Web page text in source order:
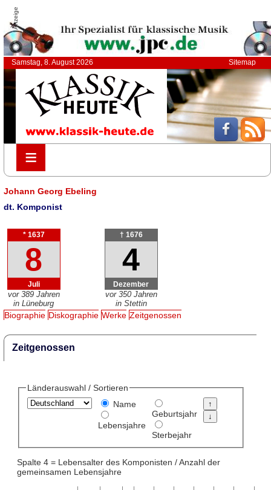
Anzeige
Samstag, 8. August 2026 Sitemap
≡
≡
Johann Georg Ebeling
dt. Komponist
* 1637
8
Juli
vor 389 Jahren
in Lüneburg
† 1676
4
Dezember
vor 350 Jahren
in Stettin
Biographie Diskographie Werke Zeitgenossen
Zeitgenossen
Länderauswahl / Sortieren
Name
Lebensjahre
Geburtsjahr
Sterbejahr
Spalte 4 = Lebensalter des Komponisten / Anzahl der
gemeinsamen Lebensjahre